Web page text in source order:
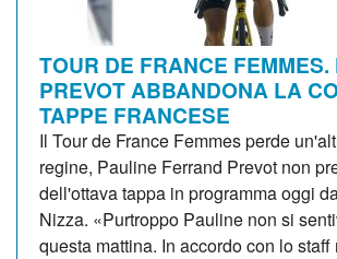
TOUR DE FRANCE
PREVOT ABBANDONA LA
TAPPE FRANCESE
Il Tour de France Femmes perde
regine, Pauline Ferrand Prevot non
dell'ottava tappa in programma oggi
Nizza. «Purtroppo Pauline non si
questa mattina. In accordo con lo staff